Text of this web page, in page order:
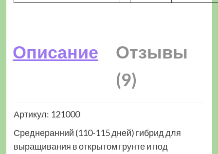
Описание
Отзывы
(9)
Артикул: 121000
Среднеранний (110-115 дней) гибрид для
выращивания в открытом грунте и под